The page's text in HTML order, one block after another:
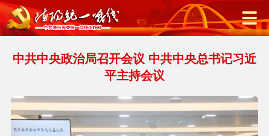
中共中央政治局召开会议 中共中央总书记习近
平主持会议